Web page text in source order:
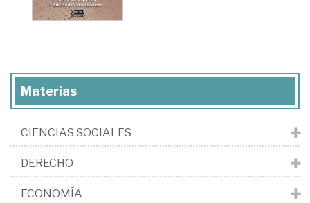
Materias
CIENCIAS SOCIALES
DERECHO
ECONOMÍA